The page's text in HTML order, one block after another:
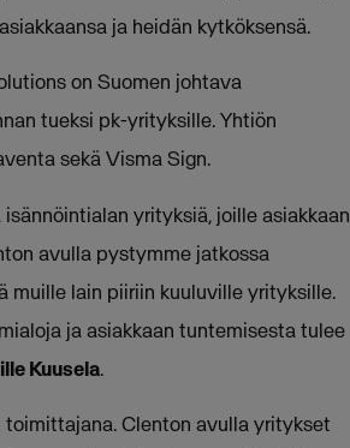
ja heidän kytköksensä.
on Suomen johtava
tueksi pk-yrityksille. Yhtiön
sekä Visma Sign.
yrityksiä, joille asiakkaan
avulla pystymme jatkossa
lain piiriin kuuluville yrityksille.
ja asiakkaan tuntemisesta tulee
Kuusela.
Clenton avulla yritykset